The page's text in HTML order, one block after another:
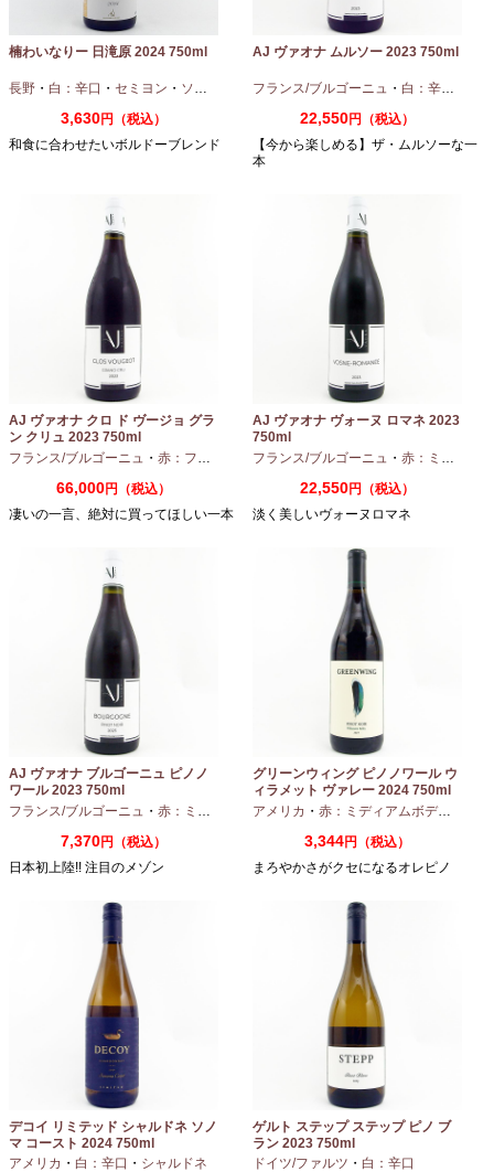
楠わいなりー 日滝原 2024 750ml
長野 ・ 白：辛口 ・ セミヨン ・ ソーヴィニオンブラン
3,630円（税込）
和食に合わせたいボルドーブレンド
AJ ヴァオナ ムルソー 2023 750ml
フランス/ブルゴーニュ ・ 白：辛口
22,550円（税込）
【今から楽しめる】ザ・ムルソーな一
本
AJ ヴァオナ クロ ド ヴージョ グラ
ン クリュ 2023 750ml
フランス/ブルゴーニュ ・ 赤：フルボディ ・ピノノワール
66,000円（税込）
凄いの一言、絶対に買ってほしい一本
AJ ヴァオナ ヴォーヌ ロマネ 2023
750ml
フランス/ブルゴーニュ ・ 赤：ミディアムボディ
22,550円（税込）
淡く美しいヴォーヌロマネ
AJ ヴァオナ ブルゴーニュ ピノノ
ワール 2023 750ml
フランス/ブルゴーニュ ・ 赤：ミディアムボディ ・ ピノノワール
7,370円（税込）
日本初上陸!! 注目のメゾン
グリーンウィング ピノノワール ウ
ィラメット ヴァレー 2024 750ml
アメリカ ・ 赤：ミディアムボディ
3,344円（税込）
まろやかさがクセになるオレピノ
デコイ リミテッド シャルドネ ソノ
マ コースト 2024 750ml
アメリカ ・ 白：辛口 ・ シャルドネ
ゲルト ステップ ステップ ピノ ブ
ラン 2023 750ml
ドイツ/ファルツ ・ 白：辛口